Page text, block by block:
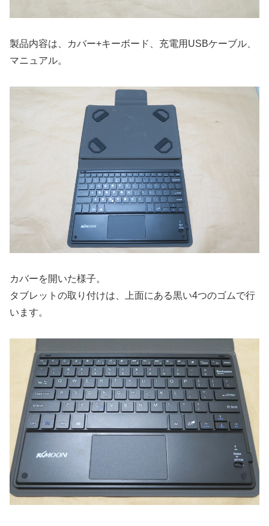
製品内容は、カバー+キーボード、充電用USBケーブル、
マニュアル。
カバーを開いた様子。
タブレットの取り付けは、上面にある黒い4つのゴムで行
います。